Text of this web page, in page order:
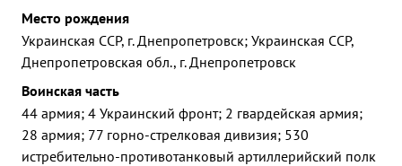
Место рождения
Украинская ССР, г. Днепропетровск; Украинская ССР,
Днепропетровская обл., г. Днепропетровск
Воинская часть
44 армия; 4 Украинский фронт; 2 гвардейская армия;
28 армия; 77 горно-стрелковая дивизия; 530
истребительно-противотанковый артиллерийский полк